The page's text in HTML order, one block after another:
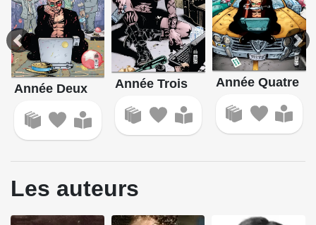
Année Deux Année Trois Année Quatre
Les auteurs